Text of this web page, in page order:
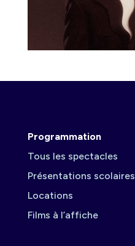
Programmation
Tous les spectacles
Présentations scolaires
Locations
Films à l’affiche